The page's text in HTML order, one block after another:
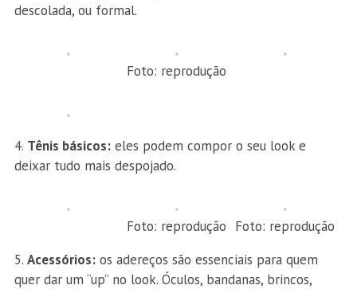
descolada, ou formal.
Foto: reprodução
Tênis básicos:eles podem compor o seu look e
deixar tudo mais despojado.
Foto: reprodução Foto: reprodução
Acessórios:os adereços são essenciais para quem
quer dar um “up” no look. Óculos, bandanas, brincos,